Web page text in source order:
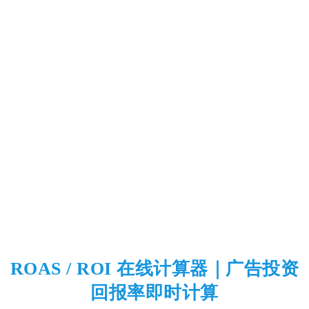
ROAS / ROI 在线计算器｜广告投资
回报率即时计算